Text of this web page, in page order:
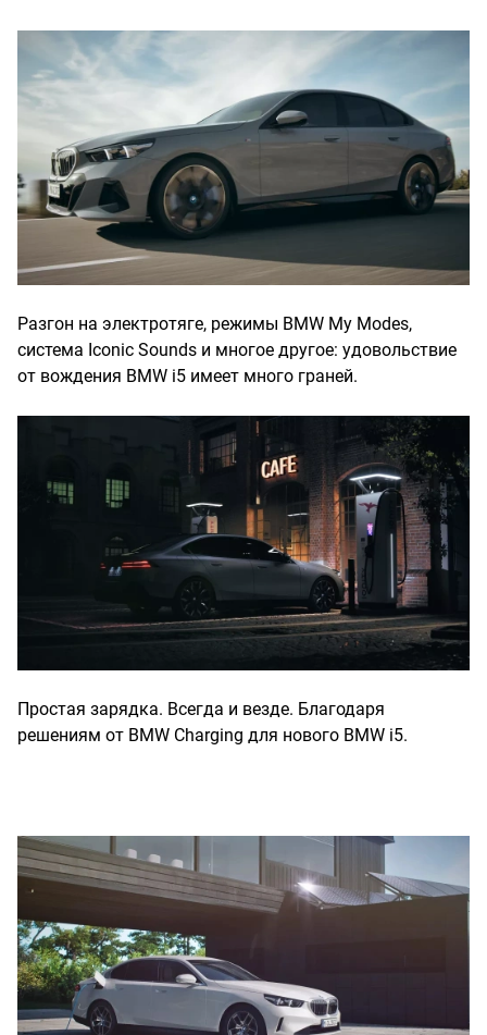
Разгон на электротяге, режимы BMW My Modes,
система Iconic Sounds и многое другое: удовольствие
от вождения BMW i5 имеет много граней.
Простая зарядка. Всегда и везде. Благодаря
решениям от BMW Charging для нового BMW i5.